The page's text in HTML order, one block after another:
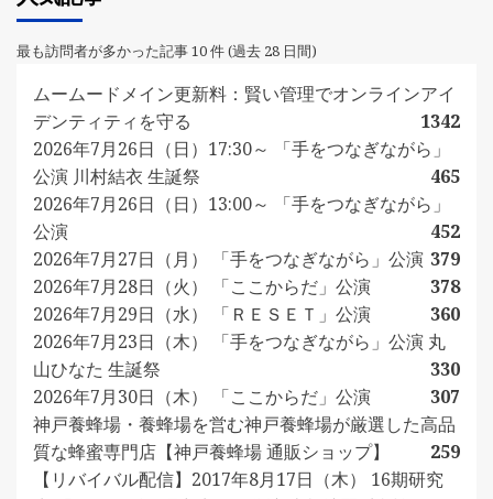
最も訪問者が多かった記事 10 件 (過去 28 日間)
ムームードメイン更新料：賢い管理でオンラインアイ
デンティティを守る
1342
2026年7月26日（日）17:30～ 「手をつなぎながら」
公演 川村結衣 生誕祭
465
2026年7月26日（日）13:00～ 「手をつなぎながら」
公演
452
2026年7月27日（月） 「手をつなぎながら」公演 379
2026年7月28日（火） 「ここからだ」公演
378
2026年7月29日（水） 「ＲＥＳＥＴ」公演
360
2026年7月23日（木） 「手をつなぎながら」公演 丸
山ひなた 生誕祭
330
2026年7月30日（木） 「ここからだ」公演
307
神戸養蜂場・養蜂場を営む神戸養蜂場が厳選した高品
質な蜂蜜専門店【神戸養蜂場 通販ショップ】
259
【リバイバル配信】2017年8月17日（木） 16期研究